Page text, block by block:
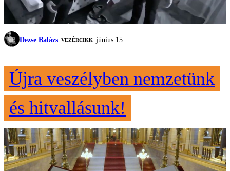
Dezse Balázs VEZÉRCIKK június 15.
Újra veszélyben nemzetünk
és hitvallásunk!